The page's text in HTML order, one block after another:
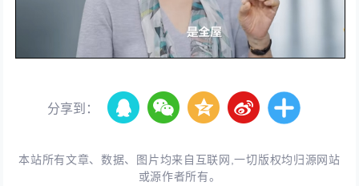
分享到：
本站所有文章、数据、图片均来自互联网,一切版权均归源网站
或源作者所有。